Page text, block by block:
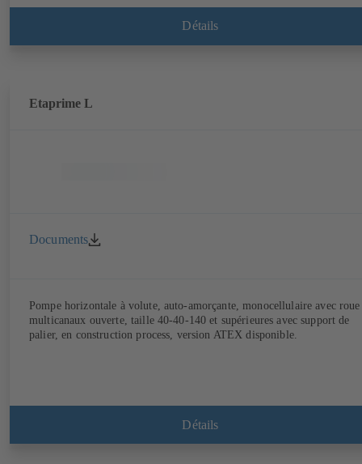
selon EN 12756. Arbre au droit de la garniture d'étanchéité d'arbre
chemise d'arbre sous garniture échangeable. La construction process
les exigences d'efficacité des directives ErP.
Détails
Etaprime L
Documents
Pompe horizontale à volute, auto-amorçante, monocellulaire avec roue
multicanaux ouverte, taille 40-40-140 et supérieures avec support de
palier, en construction process, version ATEX disponible.
Détails